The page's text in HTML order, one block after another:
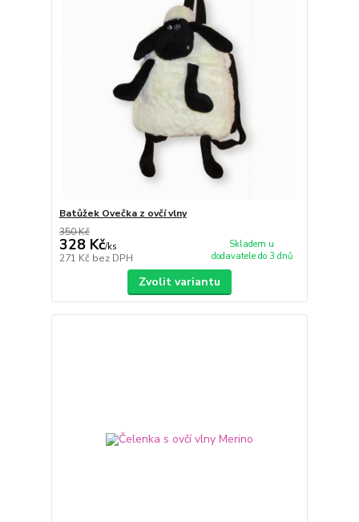
Batůžek Ovečka z ovčí vlny
350 Kč
328 Kč/ks
271 Kč bez DPH
Skladem u
dodavatele do 3 dnů
Zvolit variantu